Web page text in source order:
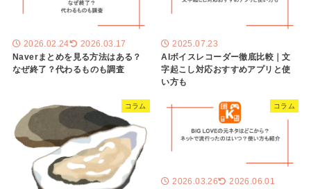
2026.02.24 2026.03.17
Naverまとめを見る方法はある？
なぜ終了？代わるものも調査
2025.07.23
AIボイスレコーダー徹底比較｜文
字起こし対応おすすめアプリと使
い方も
コラム コラム
2026.03.26 2026.06.01